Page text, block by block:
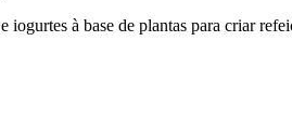
à base de plantas para criar